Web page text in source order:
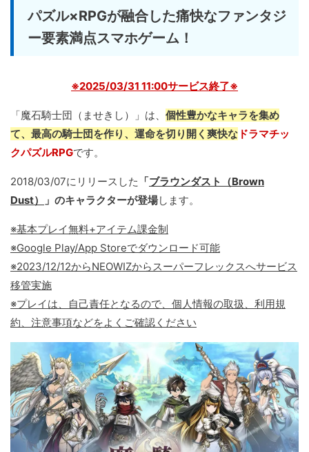
パズル×RPGが融合した痛快なファンタジ
ー要素満点スマホゲーム！
※2025/03/31 11:00サービス終了※
「魔石騎士団（ませきし）」は、 個性豊かなキャラを集め
て、最高の騎士団を作り、運命を切り開く爽快な ドラマチッ
クパズルRPGです。
2018/03/07にリリースした 「ブラウンダスト（Brown
Dust）
」のキャラクターが登場します。
※基本プレイ無料+アイテム課金制
※Google Play/App Storeでダウンロード可能
※2023/12/12からNEOWIZからスーパーフレックスへサービス
移管実施
※プレイは、自己責任となるので、個人情報の取扱、利用規
約、注意事項などをよくご確認ください